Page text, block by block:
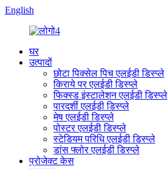
English
घर
उत्पादों
छोटा पिक्सेल पिच एलईडी डिस्प्ले
किराये पर एलईडी डिस्प्ले
फिक्स्ड इंस्टालेशन एलईडी डिस्प्ले
पारदर्शी एलईडी डिस्प्ले
मेष एलईडी डिस्प्ले
पोस्टर एलईडी डिस्प्ले
स्टेडियम परिधि एलईडी डिस्प्ले
डांस फ्लोर एलईडी डिस्प्ले
प्रोजेक्ट केस